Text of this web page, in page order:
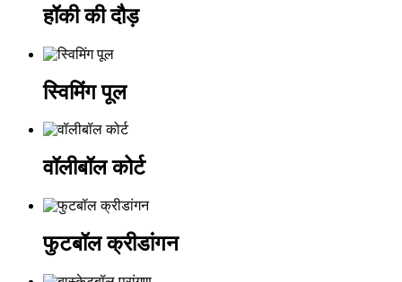
हॉकी की दौड़
स्विमिंग पूल
वॉलीबॉल कोर्ट
फुटबॉल क्रीडांगन